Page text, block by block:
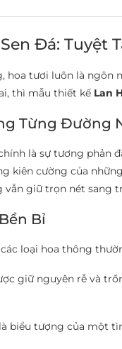
Đá: Tuyệt
hoa tươi luôn là ngôn
thì mẫu thiết kế Lan
Từng Đường
là sự tương phản
kiên cường của
vẫn giữ trọn nét sang
Bỉ
loại hoa thông
giữ nguyên rễ và
biểu tượng của một